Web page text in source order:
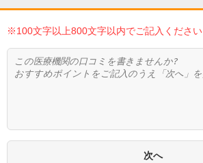
※100文字以上800文字以内でご記入ください